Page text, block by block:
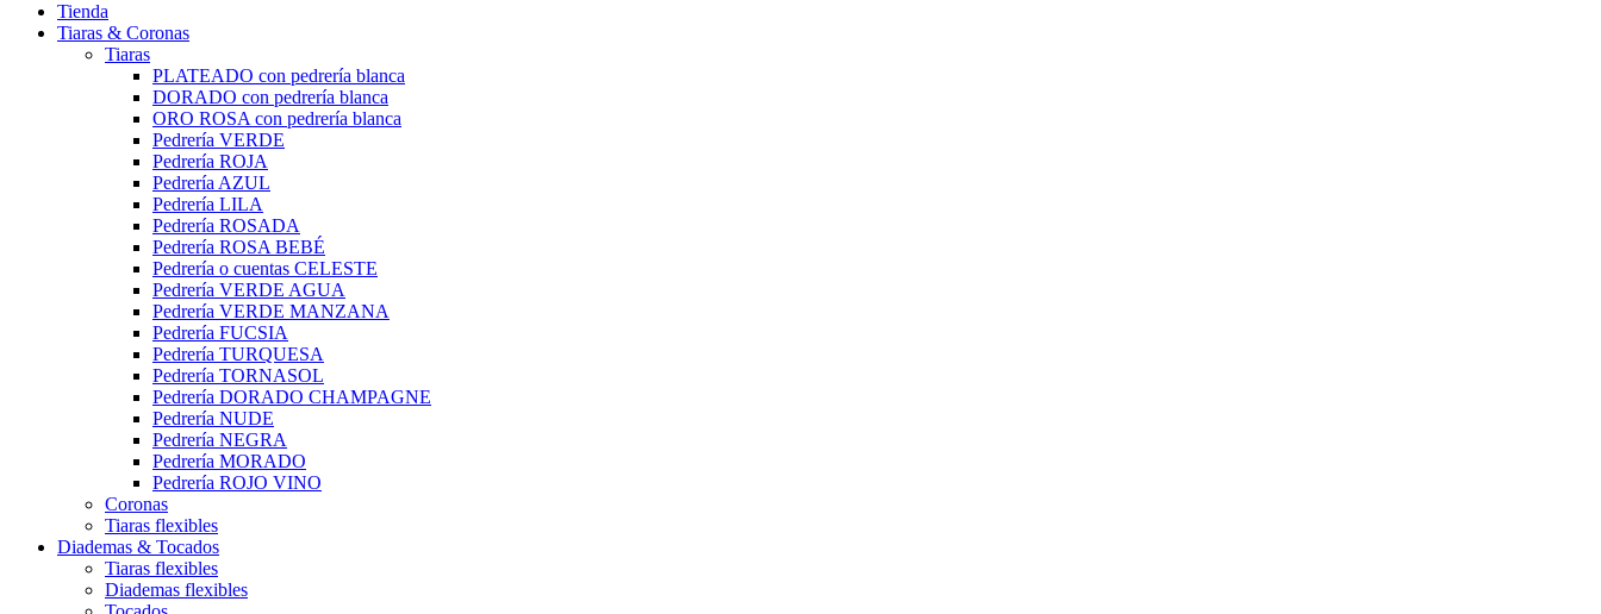
Tienda
Tiaras & Coronas
Tiaras
PLATEADO con pedrería blanca
DORADO con pedrería blanca
ORO ROSA con pedrería blanca
Pedrería VERDE
Pedrería ROJA
Pedrería AZUL
Pedrería LILA
Pedrería ROSADA
Pedrería ROSA BEBÉ
Pedrería o cuentas CELESTE
Pedrería VERDE AGUA
Pedrería VERDE MANZANA
Pedrería FUCSIA
Pedrería TURQUESA
Pedrería TORNASOL
Pedrería DORADO CHAMPAGNE
Pedrería NUDE
Pedrería NEGRA
Pedrería MORADO
Pedrería ROJO VINO
Coronas
Tiaras flexibles
Diademas & Tocados
Tiaras flexibles
Diademas flexibles